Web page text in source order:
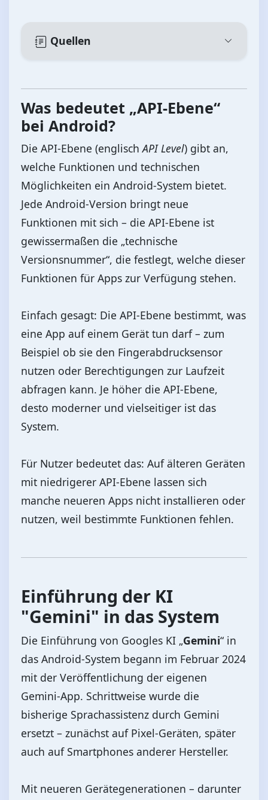
Quellen
Was bedeutet „API-Ebene“
bei Android?
Die API-Ebene (englischAPI Level) gibt an,
welche Funktionen und technischen
Möglichkeiten ein Android-System bietet.
Jede Android-Version bringt neue
Funktionen mit sich – die API-Ebene ist
gewissermaßen die „technische
Versionsnummer“, die festlegt, welche dieser
Funktionen für Apps zur Verfügung stehen.
Einfach gesagt: Die API-Ebene bestimmt, was
eine App auf einem Gerät tun darf – zum
Beispiel ob sie den Fingerabdrucksensor
nutzen oder Berechtigungen zur Laufzeit
abfragen kann. Je höher die API-Ebene,
desto moderner und vielseitiger ist das
System.
Für Nutzer bedeutet das: Auf älteren Geräten
mit niedrigerer API-Ebene lassen sich
manche neueren Apps nicht installieren oder
nutzen, weil bestimmte Funktionen fehlen.
Einführung der KI
"Gemini" in das System
Die Einführung von Googles KI „Gemini“ in
das Android-System begann im Februar 2024
mit der Veröffentlichung der eigenen
Gemini-App. Schrittweise wurde die
bisherige Sprachassistenz durch Gemini
ersetzt – zunächst auf Pixel-Geräten, später
auch auf Smartphones anderer Hersteller.
Mit neueren Gerätegenerationen – darunter